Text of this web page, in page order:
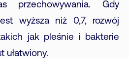
przechowywania. Gdy
wyższa niż 0,7, rozwój
jak pleśnie i bakterie
ułatwiony.